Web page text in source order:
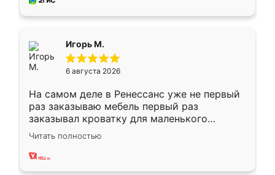
Игорь М.
6 августа 2026
На самом деле в Ренессанс уже не первый
раз заказываю мебель первый раз
заказывал кроватку для маленького
ребёнка при его рождении ,во второй раз
заказал шкаф-купе. По качеству очень
хорошее сборка достаточно быстрая,
Читать полностью